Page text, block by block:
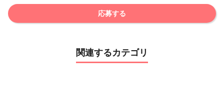
応募する
関連するカテゴリ